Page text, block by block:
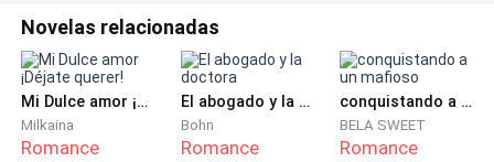
algo, lo mire y dijo:
—prométeme que lo aras —lo dijo como si fuera la cosa
más maravillosa del mundo —promételo, morena.
Novelas relacionadas
Mi Dulce amor ¡Déjate querer!
Milkaina
Romance
El abogado y la doctora
Bohn
Romance
conquistando a un mafioso
BELA SWEET
Romance